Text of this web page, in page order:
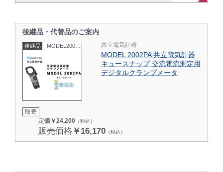
後継品・代替品のご案内
後継品 共立電気計器
MODEL 2002PA 共立電気計器
キュースナップ 交流電流測定用
デジタルクランプメータ
取寄
定価 ￥24,200 （税込）
販売価格 ￥16,170 （税込）